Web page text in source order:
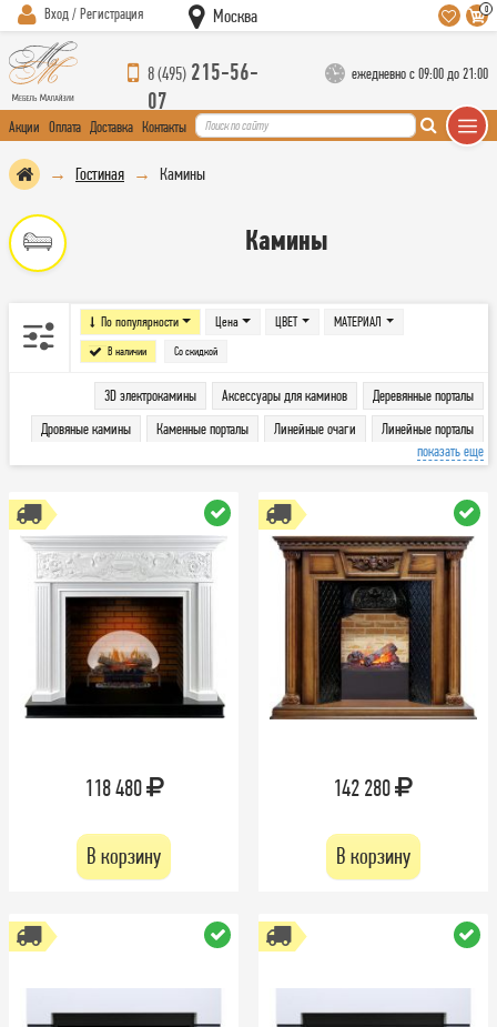
Вход / Регистрация Москва 0
8 (495) 215-56-
07
ежедневно с 09:00 до 21:00
Акции Оплата Доставка Контакты
Гостиная Камины
Камины
По популярности Цена
В наличии Со скидкой
ЦВЕТ МАТЕРИАЛ
3D электрокамины Аксессуары для каминов
Деревянные порталы
Дровяные камины
Каменные порталы Линейные очаги
Линейные порталы
Печи
Порталы Угловые порталы Широкие очаги
Электрокамины
показать еще
118 480
В корзину
142 280
В корзину